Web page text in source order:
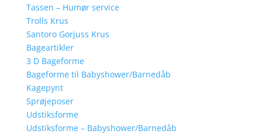
Tassen – Humør service
Trolls Krus
Santoro Gorjuss Krus
Bageartikler
3 D Bageforme
Bageforme til Babyshower/Barnedåb
Kagepynt
Sprøjeposer
Udstiksforme
Udstiksforme – Babyshower/Barnedåb